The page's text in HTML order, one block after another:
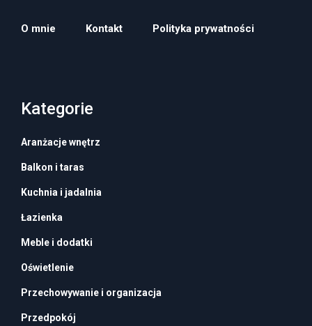
O mnie Kontakt Polityka prywatności
Kategorie
Aranżacje wnętrz
Balkon i taras
Kuchnia i jadalnia
Łazienka
Meble i dodatki
Oświetlenie
Przechowywanie i organizacja
Przedpokój